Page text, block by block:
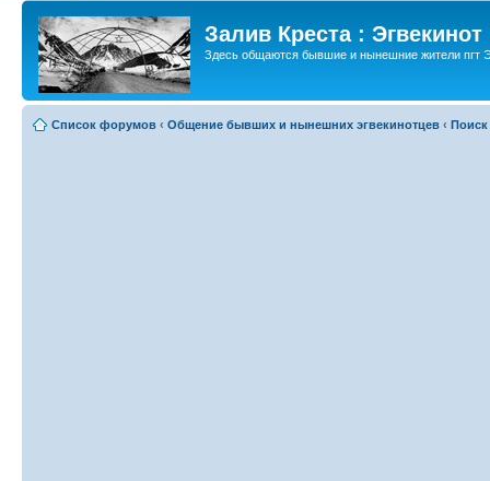
Залив Креста : Эгвекинот
Здесь общаются бывшие и нынешние жители пгт
Список форумов ‹ Общение бывших и нынешних эгвекинотцев ‹ Поиск